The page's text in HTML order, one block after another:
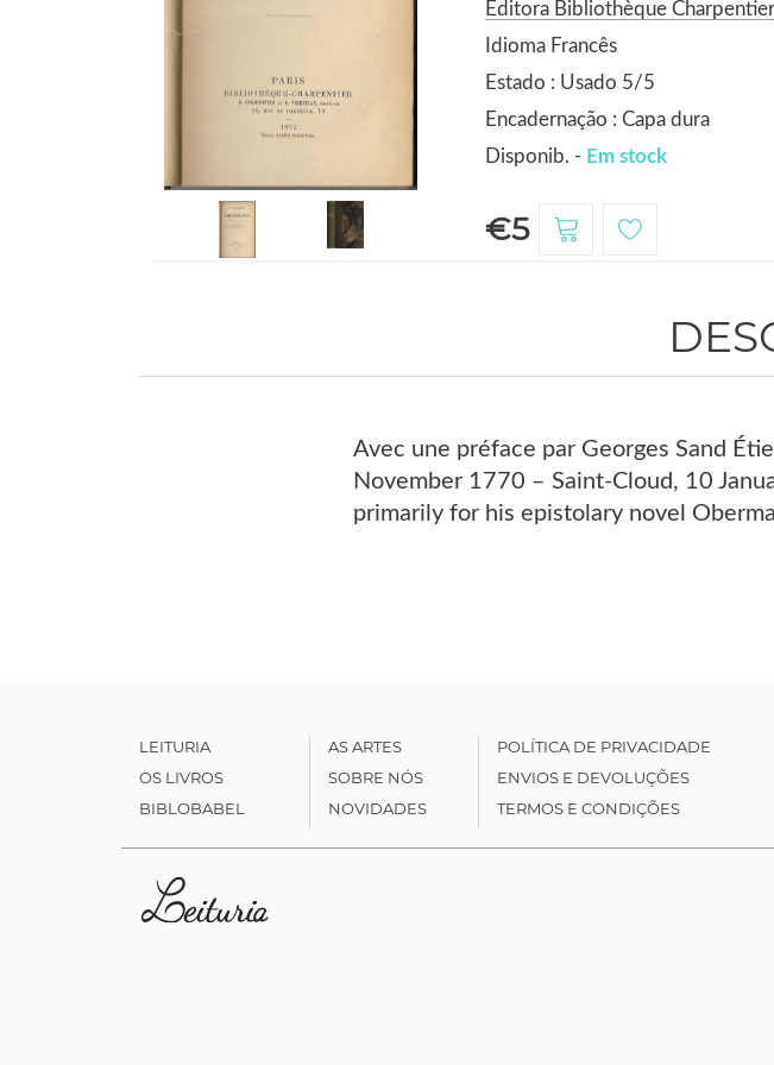
Editora Bibliothèque Charpentier
Idioma Francês
Estado : Usado 5/5
Encadernação : Capa dura
Disponib. - Em stock
€5
Avec une préface par Georges Sand
November 1770 – Saint-Cloud, 10
primarily for his epistolary novel
LEITURIA
OS LIVROS
BIBLOBABEL
AS ARTES
SOBRE NÓS
NOVIDADES
POLÍTICA DE PRIVACIDADE
ENVIOS E DEVOLUÇÕES
TERMOS E CONDIÇÕES